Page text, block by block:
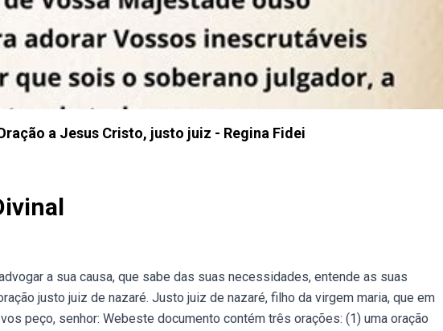
a Jesus Cristo, justo juiz - Regina Fidei
a sua causa, que sabe das suas necessidades, entende as suas
justo juiz de nazaré. Justo juiz de nazaré, filho da virgem maria, que em
peço, senhor: Webeste documento contém três orações: (1) uma oração